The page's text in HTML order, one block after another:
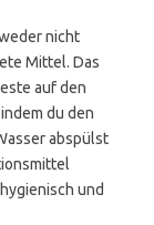
nicht
Mittel. Das
auf den
du den
abspülst
und